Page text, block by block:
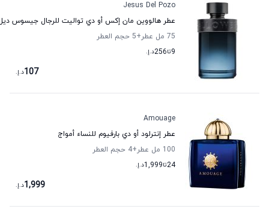
Jesus Del Pozo
عطر هالووين مان إكس أو دي تواليت للرجال جيسوس
75 مل عطر
+5
حجم العطر
9تا256د.إ.
107د.إ.
Amouage
عطر إنترلود أو دي بارفيوم للنساء أمواج
100 مل عطر
+4
حجم العطر
24تا1,999د.إ.
1,999د.إ.